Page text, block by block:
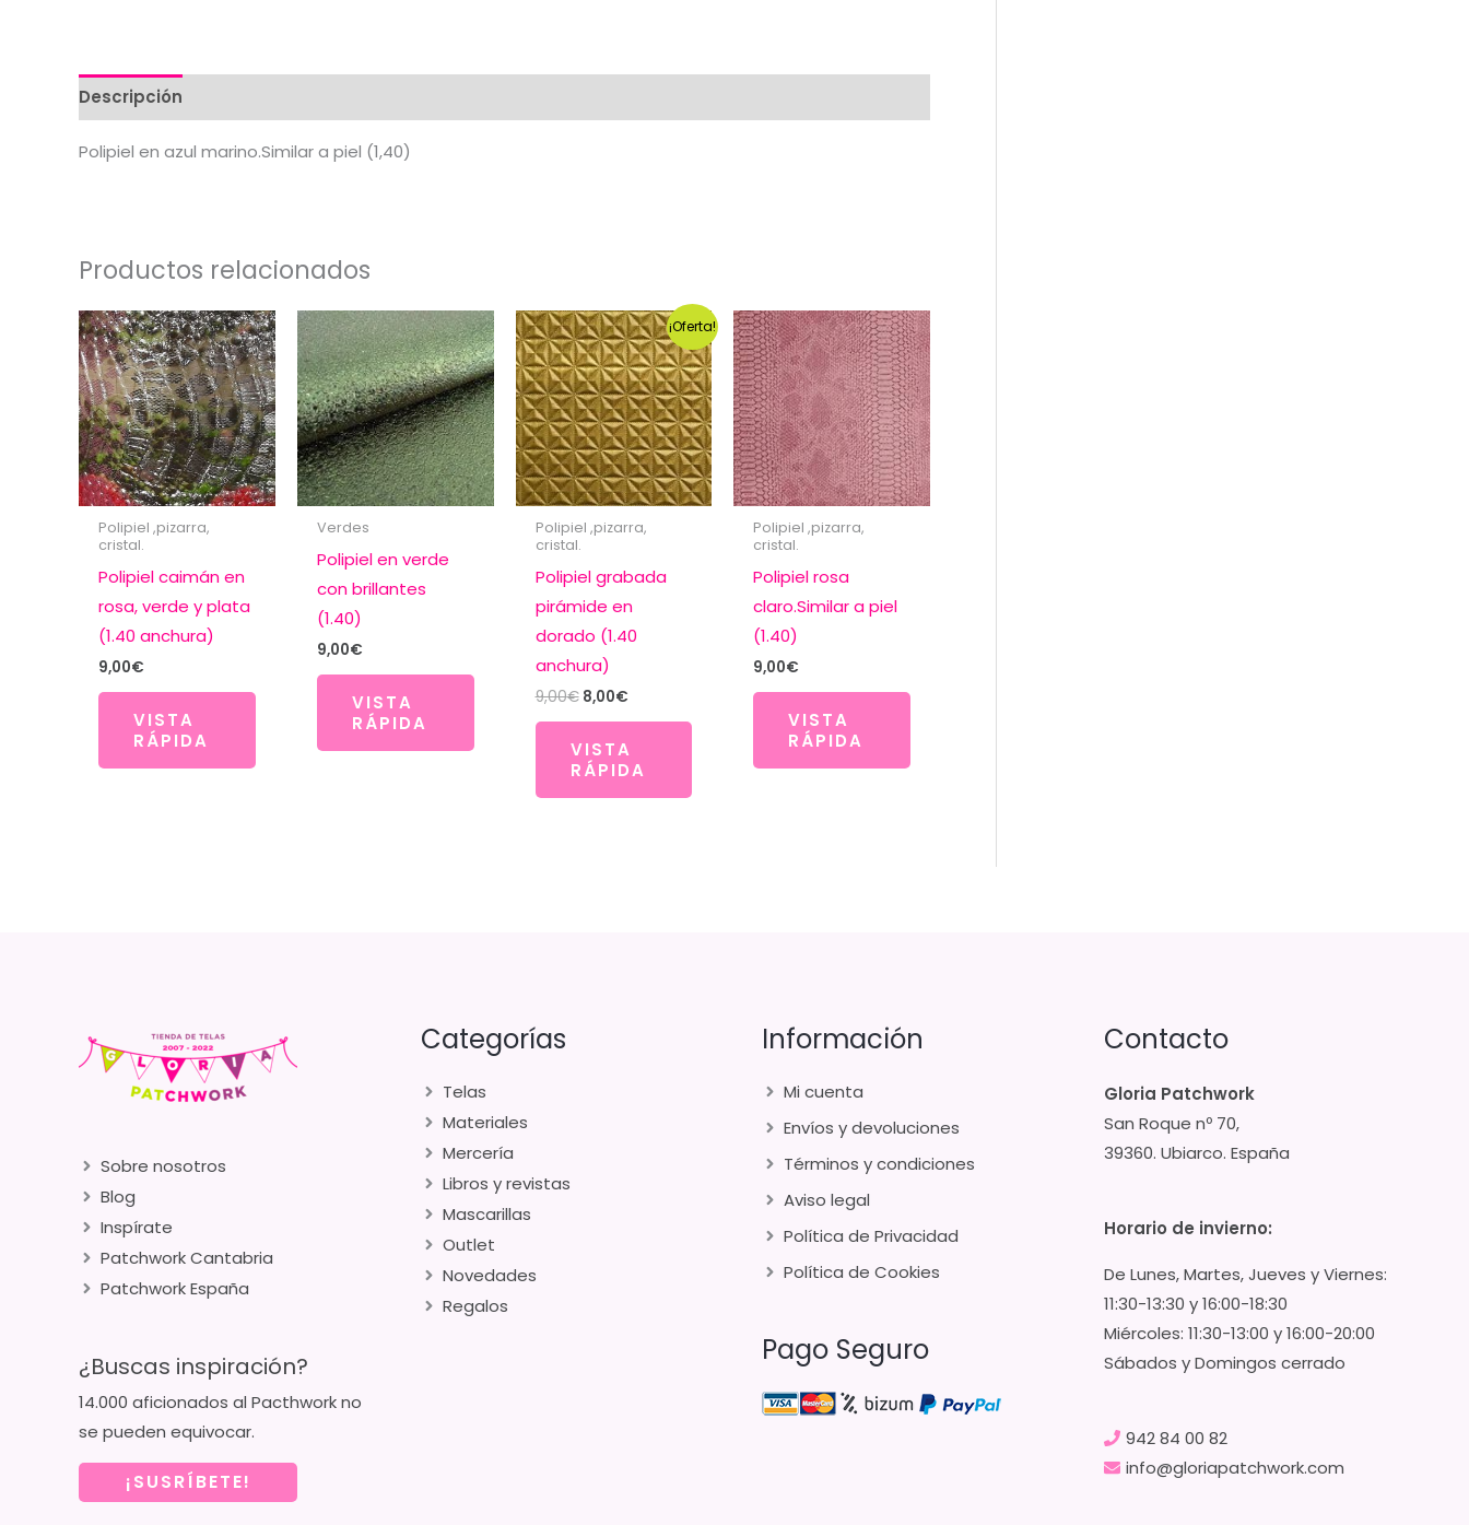
Descripción
Polipiel en azul marino.Similar a piel (1,40)
Productos relacionados
Polipiel ,pizarra,
cristal.
Polipiel caimán en
rosa, verde y plata
(1.40 anchura)
9,00€
VISTA
RÁPIDA
Verdes
Polipiel en verde
con brillantes
(1.40)
9,00€
VISTA
RÁPIDA
¡Oferta!
Polipiel ,pizarra,
cristal.
Polipiel grabada
pirámide en
dorado (1.40
anchura)
9,00€ El
era:
9,00€.
8,00€El
es:
8,00€.
VISTA
RÁPIDA
Polipiel ,pizarra,
cristal.
Polipiel rosa
claro.Similar a piel
(1.40)
9,00€
VISTA
RÁPIDA
Sobre nosotros
Blog
Inspírate
Patchwork Cantabria
Patchwork España
¿Buscas inspiración?
14.000 aficionados al Pacthwork no
se pueden equivocar.
¡SUSRÍBETE!
Categorías
Telas
Materiales
Mercería
Libros y revistas
Mascarillas
Outlet
Novedades
Regalos
Información
Mi cuenta
Envíos y devoluciones
Términos y condiciones
Aviso legal
Política de Privacidad
Política de Cookies
Pago Seguro
Contacto
Gloria Patchwork
San Roque nº 70,
39360. Ubiarco. España
Horario de invierno:
De Lunes, Martes, Jueves y Viernes:
11:30-13:30 y 16:00-18:30
Miércoles: 11:30-13:00 y 16:00-20:00
Sábados y Domingos cerrado
942 84 00 82
info@gloriapatchwork.com